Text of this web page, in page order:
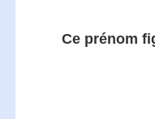
Ce prénom